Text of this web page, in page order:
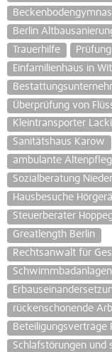
Berlin
Trauerhilfe
Einfamilienhaus in
Überprüfung von
Kleintransporter
Sanitätshaus Karow
ambulante
Sozialberatung
Hausbesuche
Steuerberater
Greatlength Berlin
Rechtsanwalt für
Schwimmbadanlagen
rückenschonende
Beteiligungsverträge
Schlafstörungen und